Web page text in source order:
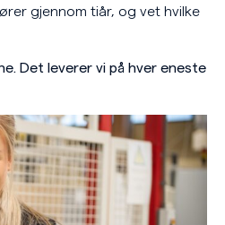
gjennom tiår, og vet hvilke
Det leverer vi på hver eneste